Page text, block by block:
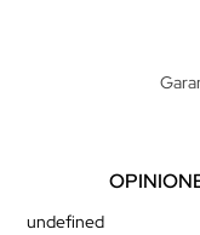
undefined